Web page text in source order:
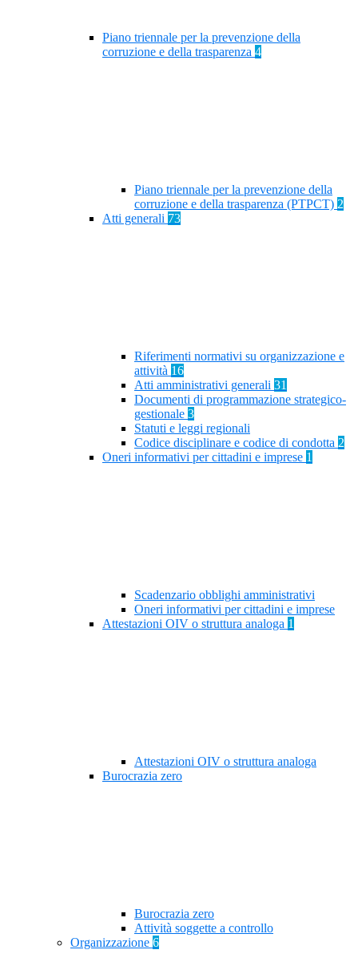
Piano triennale per la prevenzione della
corruzione e della trasparenza 4
Piano triennale per la prevenzione della
corruzione e della trasparenza (PTPCT) 2
Atti generali 73
Riferimenti normativi su organizzazione e
attività 16
Atti amministrativi generali 31
Documenti di programmazione strategico-
gestionale 3
Statuti e leggi regionali
Codice disciplinare e codice di condotta 2
Oneri informativi per cittadini e imprese 1
Scadenzario obblighi amministrativi
Oneri informativi per cittadini e imprese
Attestazioni OIV o struttura analoga 1
Attestazioni OIV o struttura analoga
Burocrazia zero
Burocrazia zero
Attività soggette a controllo
Organizzazione 6